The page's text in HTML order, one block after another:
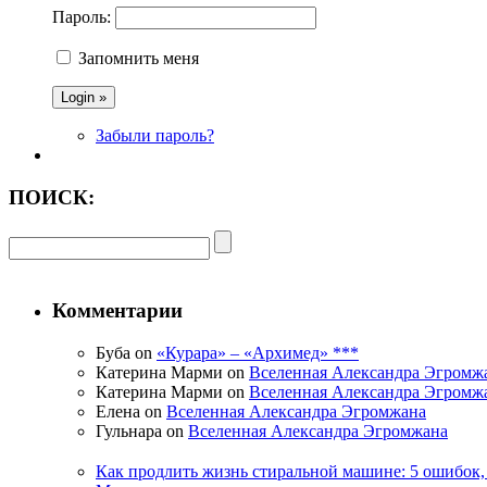
Пароль:
Запомнить меня
Забыли пароль?
ПОИСК:
Комментарии
Буба on «Курара» – «Архимед» ***
Катерина Марми on Вселенная Александра
Катерина Марми on Вселенная Александра
Елена on Вселенная Александра Эгромжана
Гульнара on Вселенная Александра Эгромжана
Как продлить жизнь стиральной машине: 5